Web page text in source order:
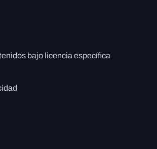
bajo licencia específica